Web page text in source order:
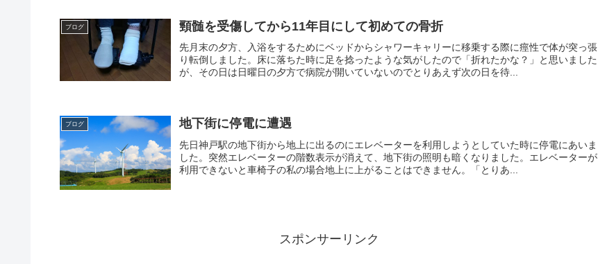
ブログ 頸髄を受傷してから11年目にして初めての骨折
先月末の夕方、入浴をするためにベッドからシャワーキャリーに移乗する際に痙性で体が突っ張
り転倒しました。床に落ちた時に足を捻ったような気がしたので「折れたかな？」と思いました
が、その日は日曜日の夕方で病院が開いていないのでとりあえず次の日を待...
ブログ 地下街に停電に遭遇
先日神戸駅の地下街から地上に出るのにエレベーターを利用しようとしていた時に停電にあいま
した。突然エレベーターの階数表示が消えて、地下街の照明も暗くなりました。エレベーターが
利用できないと車椅子の私の場合地上に上がることはできません。「とりあ...
スポンサーリンク